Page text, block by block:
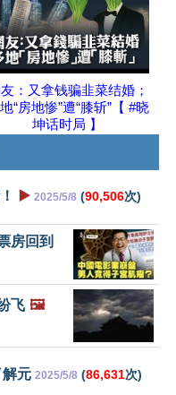
：又拿钱骗韭菜结婚；
“房地惨”遭“膝斩”【 #晓
坤话时局 】
▶️ 2025/5/8 (90,506次)
房回到
飞 🖼️
元 2025/5/8 (86,631次)